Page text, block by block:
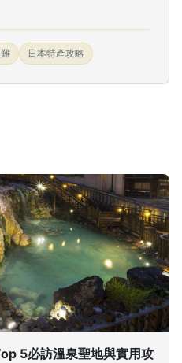
日本特產攻略
5必訪溫泉聖地與實用攻